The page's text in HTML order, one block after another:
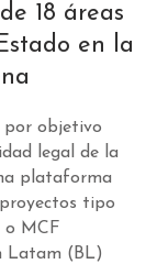
18 áreas
en la
por objetivo
legal de la
plataforma
tipo
MCF
Latam (BL)